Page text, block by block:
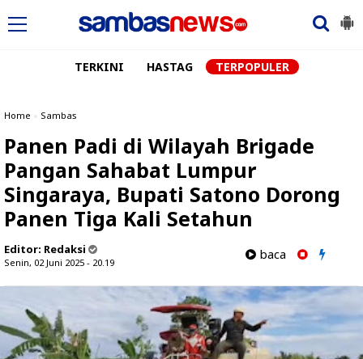
TERKINI HASTAG TERPOPULER
Home » Sambas
Panen Padi di Wilayah Brigade
Pangan Sahabat Lumpur
Singaraya, Bupati Satono Dorong
Panen Tiga Kali Setahun
Editor: Redaksi
Senin, 02 Juni 2025 - 20.19
baca